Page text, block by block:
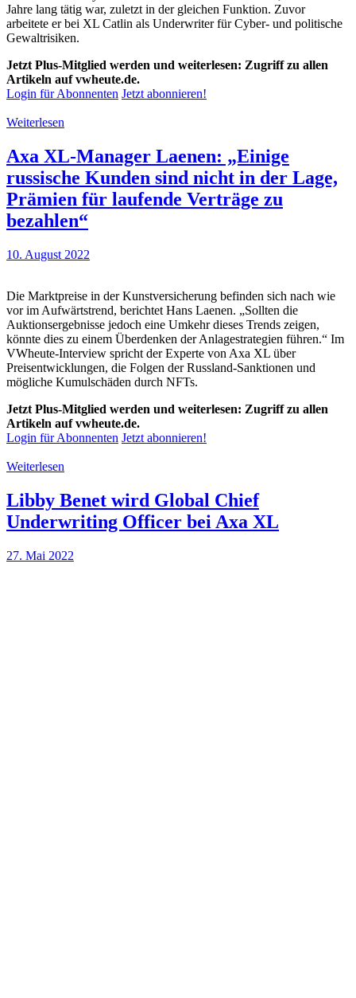
Jahre lang tätig war, zuletzt in der gleichen Funktion. Zuvor
arbeitete er bei XL Catlin als Underwriter für Cyber- und politische
Gewaltrisiken.
Jetzt Plus-Mitglied werden und weiterlesen: Zugriff zu allen
Artikeln auf vwheute.de.
Login für Abonnenten Jetzt abonnieren!
Weiterlesen
Axa XL-Manager Laenen: „Einige
russische Kunden sind nicht in der Lage,
Prämien für laufende Verträge zu
bezahlen“
10. August 2022
Die Marktpreise in der Kunstversicherung befinden sich nach wie
vor im Aufwärtstrend, berichtet Hans Laenen. „Sollten die
Auktionsergebnisse jedoch eine Umkehr dieses Trends zeigen,
könnte dies zu einem Überdenken der Anlagestrategien führen.“ Im
VWheute-Interview spricht der Experte von Axa XL über
Preisentwicklungen, die Folgen der Russland-Sanktionen und
mögliche Kumulschäden durch NFTs.
Jetzt Plus-Mitglied werden und weiterlesen: Zugriff zu allen
Artikeln auf vwheute.de.
Login für Abonnenten Jetzt abonnieren!
Weiterlesen
Libby Benet wird Global Chief
Underwriting Officer bei Axa XL
27. Mai 2022